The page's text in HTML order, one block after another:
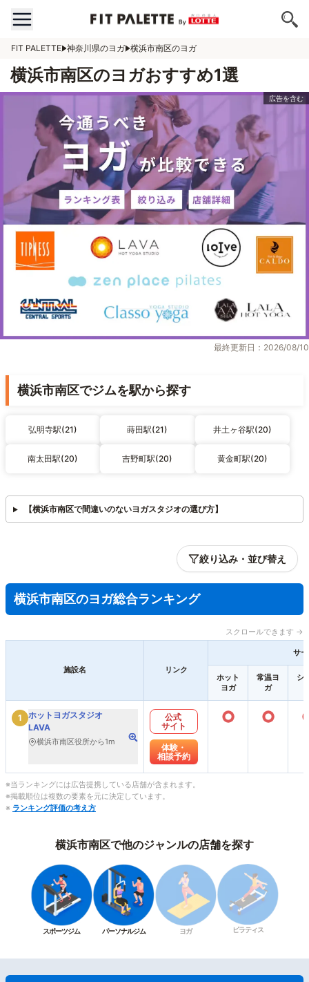
FIT PALETTE 神奈川県のヨガ 横浜市南区のヨガ
横浜市南区のヨガおすすめ1選
最終更新日：2026/08/10
横浜市南区でジムを駅から探す
弘明寺駅(21) 蒔田駅(21) 井土ヶ谷駅(20)
南太田駅(20) 吉野町駅(20) 黄金町駅(20)
【横浜市南区で間違いのないヨガスタジオの選び方】
絞り込み・並び替え
横浜市南区のヨガ総合ランキング
スクロールできます →
施設名 リンク
サ
ホット
ヨガ
常温ヨ
ガ
シ
1
ホットヨガスタジオ
LAVA
横浜市南区役所から1m
公式
サイト
体験・
相談予約
○ ○
※当ランキングには広告提携している店舗が含まれます。
※掲載順位は複数の要素を元に決定しています。
※ ランキング評価の考え方
横浜市南区で他のジャンルの店舗を探す
スポーツジム パーソナルジム ヨガ ピラティス